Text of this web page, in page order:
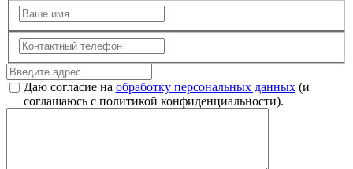
Даю согласие на обработку персональных данных(и
соглашаюсь с политикой конфиденциальности).